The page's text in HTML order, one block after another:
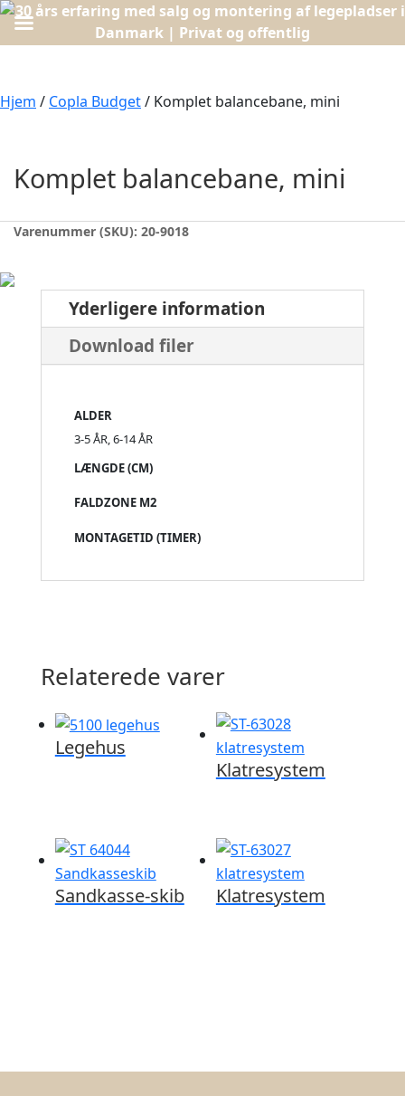
Hjem / Copla Budget/ Komplet balancebane, mini
Komplet balancebane, mini
Varenummer (SKU): 20-9018
Yderligere information
Download filer
ALDER
3-5 ÅR, 6-14 ÅR
LÆNGDE (CM)
FALDZONE M2
MONTAGETID (TIMER)
Relaterede varer
Legehus
Klatresystem
Sandkasse-skib Klatresystem